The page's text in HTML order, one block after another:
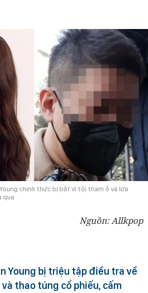
chính thức bị bắt vì tội tham ô và lừa
qua
Nguồn: Allkpop
Young bị triệu tập điều tra về
thao túng cổ phiếu, cấm